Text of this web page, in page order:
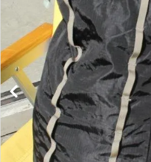
価格で選ぶ
買取案内
レンタル・修理
店舗情報
POLICY